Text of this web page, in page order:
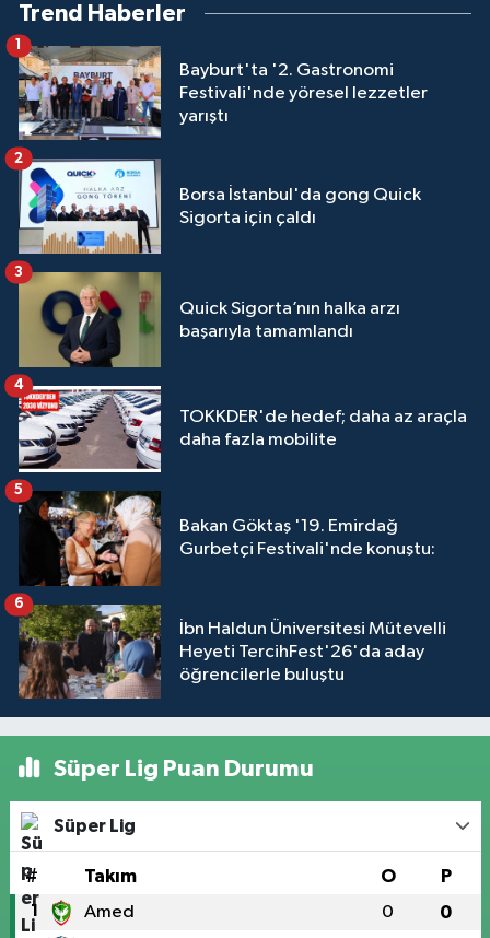
Trend Haberler
Bayburt'ta '2. Gastronomi
Festivali'nde yöresel lezzetler
yarıştı
1
Borsa İstanbul'da gong Quick
Sigorta için çaldı
2
Quick Sigorta’nın halka arzı
başarıyla tamamlandı
3
TOKKDER'de hedef; daha az araçla
daha fazla mobilite
4
Bakan Göktaş '19. Emirdağ
Gurbetçi Festivali'nde konuştu:
5
İbn Haldun Üniversitesi Mütevelli
Heyeti TercihFest'26'da aday
öğrencilerle buluştu
6
Süper Lig Puan Durumu
Süper Lig
# Takım O P
1 Amed 0 0